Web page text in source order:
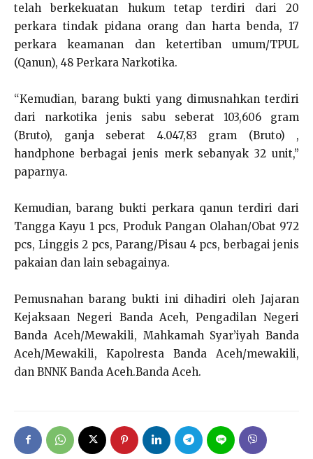
telah berkekuatan hukum tetap terdiri dari 20
perkara tindak pidana orang dan harta benda, 17
perkara keamanan dan ketertiban umum/TPUL
(Qanun), 48 Perkara Narkotika.
“Kemudian, barang bukti yang dimusnahkan terdiri
dari narkotika jenis sabu seberat 103,606 gram
(Bruto), ganja seberat 4.047,83 gram (Bruto) ,
handphone berbagai jenis merk sebanyak 32 unit,”
paparnya.
Kemudian, barang bukti perkara qanun terdiri dari
Tangga Kayu 1 pcs, Produk Pangan Olahan/Obat 972
pcs, Linggis 2 pcs, Parang/Pisau 4 pcs, berbagai jenis
pakaian dan lain sebagainya.
Pemusnahan barang bukti ini dihadiri oleh Jajaran
Kejaksaan Negeri Banda Aceh, Pengadilan Negeri
Banda Aceh/Mewakili, Mahkamah Syar’iyah Banda
Aceh/Mewakili, Kapolresta Banda Aceh/mewakili,
dan BNNK Banda Aceh.Banda Aceh.